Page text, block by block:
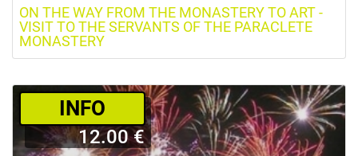
ON THE WAY FROM THE MONASTERY TO ART -
VISIT TO THE SERVANTS OF THE PARACLETE
MONASTERY
­INFO
12.00 €